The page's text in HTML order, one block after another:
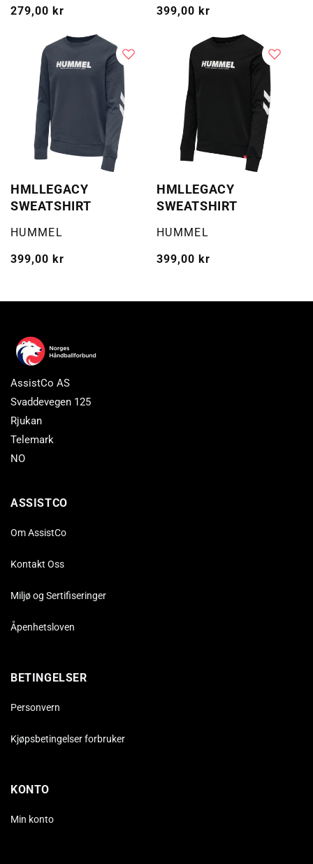
Vanlig
279,00 kr
Vanlig
399,00 kr
HMLLEGACY
SWEATSHIRT
Selger:
HUMMEL
Vanlig
399,00 kr
HMLLEGACY
SWEATSHIRT
Selger:
HUMMEL
Vanlig
399,00 kr
AssistCo AS
Svaddevegen 125
Rjukan
Telemark
NO
ASSISTCO
Om AssistCo
Kontakt Oss
Miljø og Sertifiseringer
Åpenhetsloven
BETINGELSER
Personvern
Kjøpsbetingelser forbruker
KONTO
Min konto